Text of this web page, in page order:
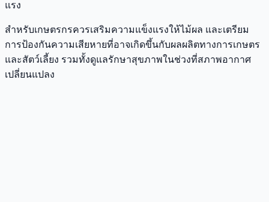
แรง
สำหรับเกษตรกรควรเสริมความแข็งแรงให้ไม้ผล และเตรียม
การป้องกันความเสียหายที่อาจเกิดขึ้นกับผลผลิตทางการเกษตร
และสัตว์เลี้ยง รวมทั้งดูแลรักษาสุขภาพในช่วงที่สภาพอากาศ
เปลี่ยนแปลง